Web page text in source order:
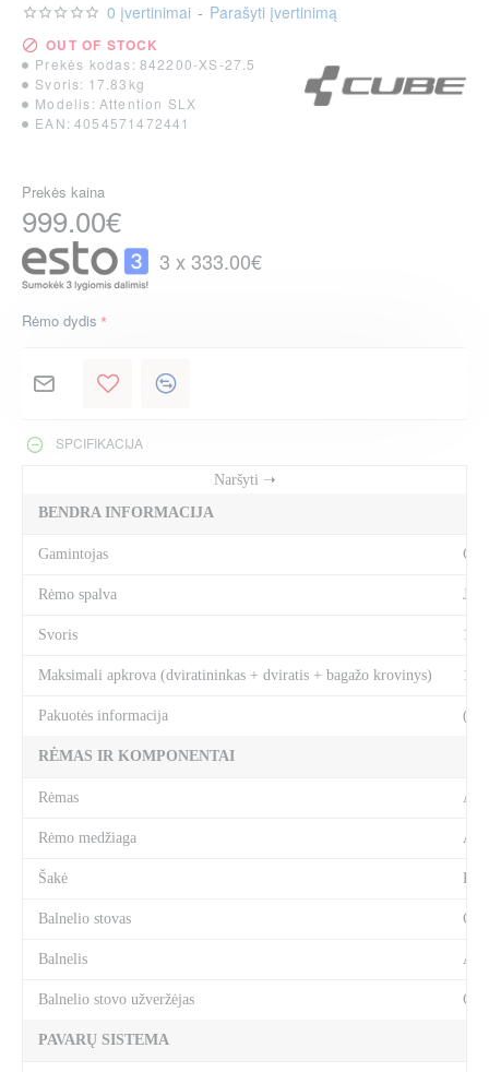
OUT OF STOCK
Prekės kodas: 842200-XS-27.5
Svoris: 17.83kg
Modelis: Attention SLX
EAN: 4054571472441
0 įvertinimai - Parašyti įvertinimą
Prekės kaina
999.00€
3 x 333.00€
Rėmo dydis
SPCIFIKACIJA
BENDRA INFORMACIJA
Gamintojas
Rėmo spalva
Svoris
Maksimali apkrova (dviratininkas + dviratis + bagažo krovinys)
Pakuotės informacija
RĖMAS IR KOMPONENTAI
Rėmas
Rėmo medžiaga
Šakė
Balnelio stovas
Balnelis
Balnelio stovo užveržėjas
PAVARŲ SISTEMA